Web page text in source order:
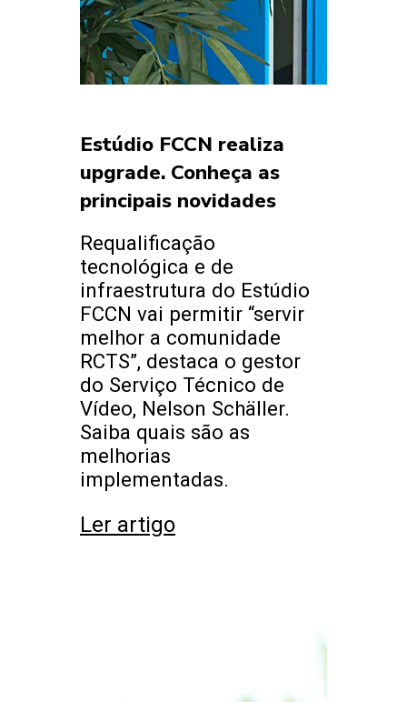
Estúdio FCCN realiza
upgrade. Conheça as
principais novidades
Requalificação
tecnológica e de
infraestrutura do Estúdio
FCCN vai permitir “servir
melhor a comunidade
RCTS”, destaca o gestor
do Serviço Técnico de
Vídeo, Nelson Schäller.
Saiba quais são as
melhorias
implementadas.
Ler artigo